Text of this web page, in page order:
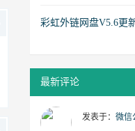
彩虹外链网盘V5.6更
最新评论
发表于： 微信